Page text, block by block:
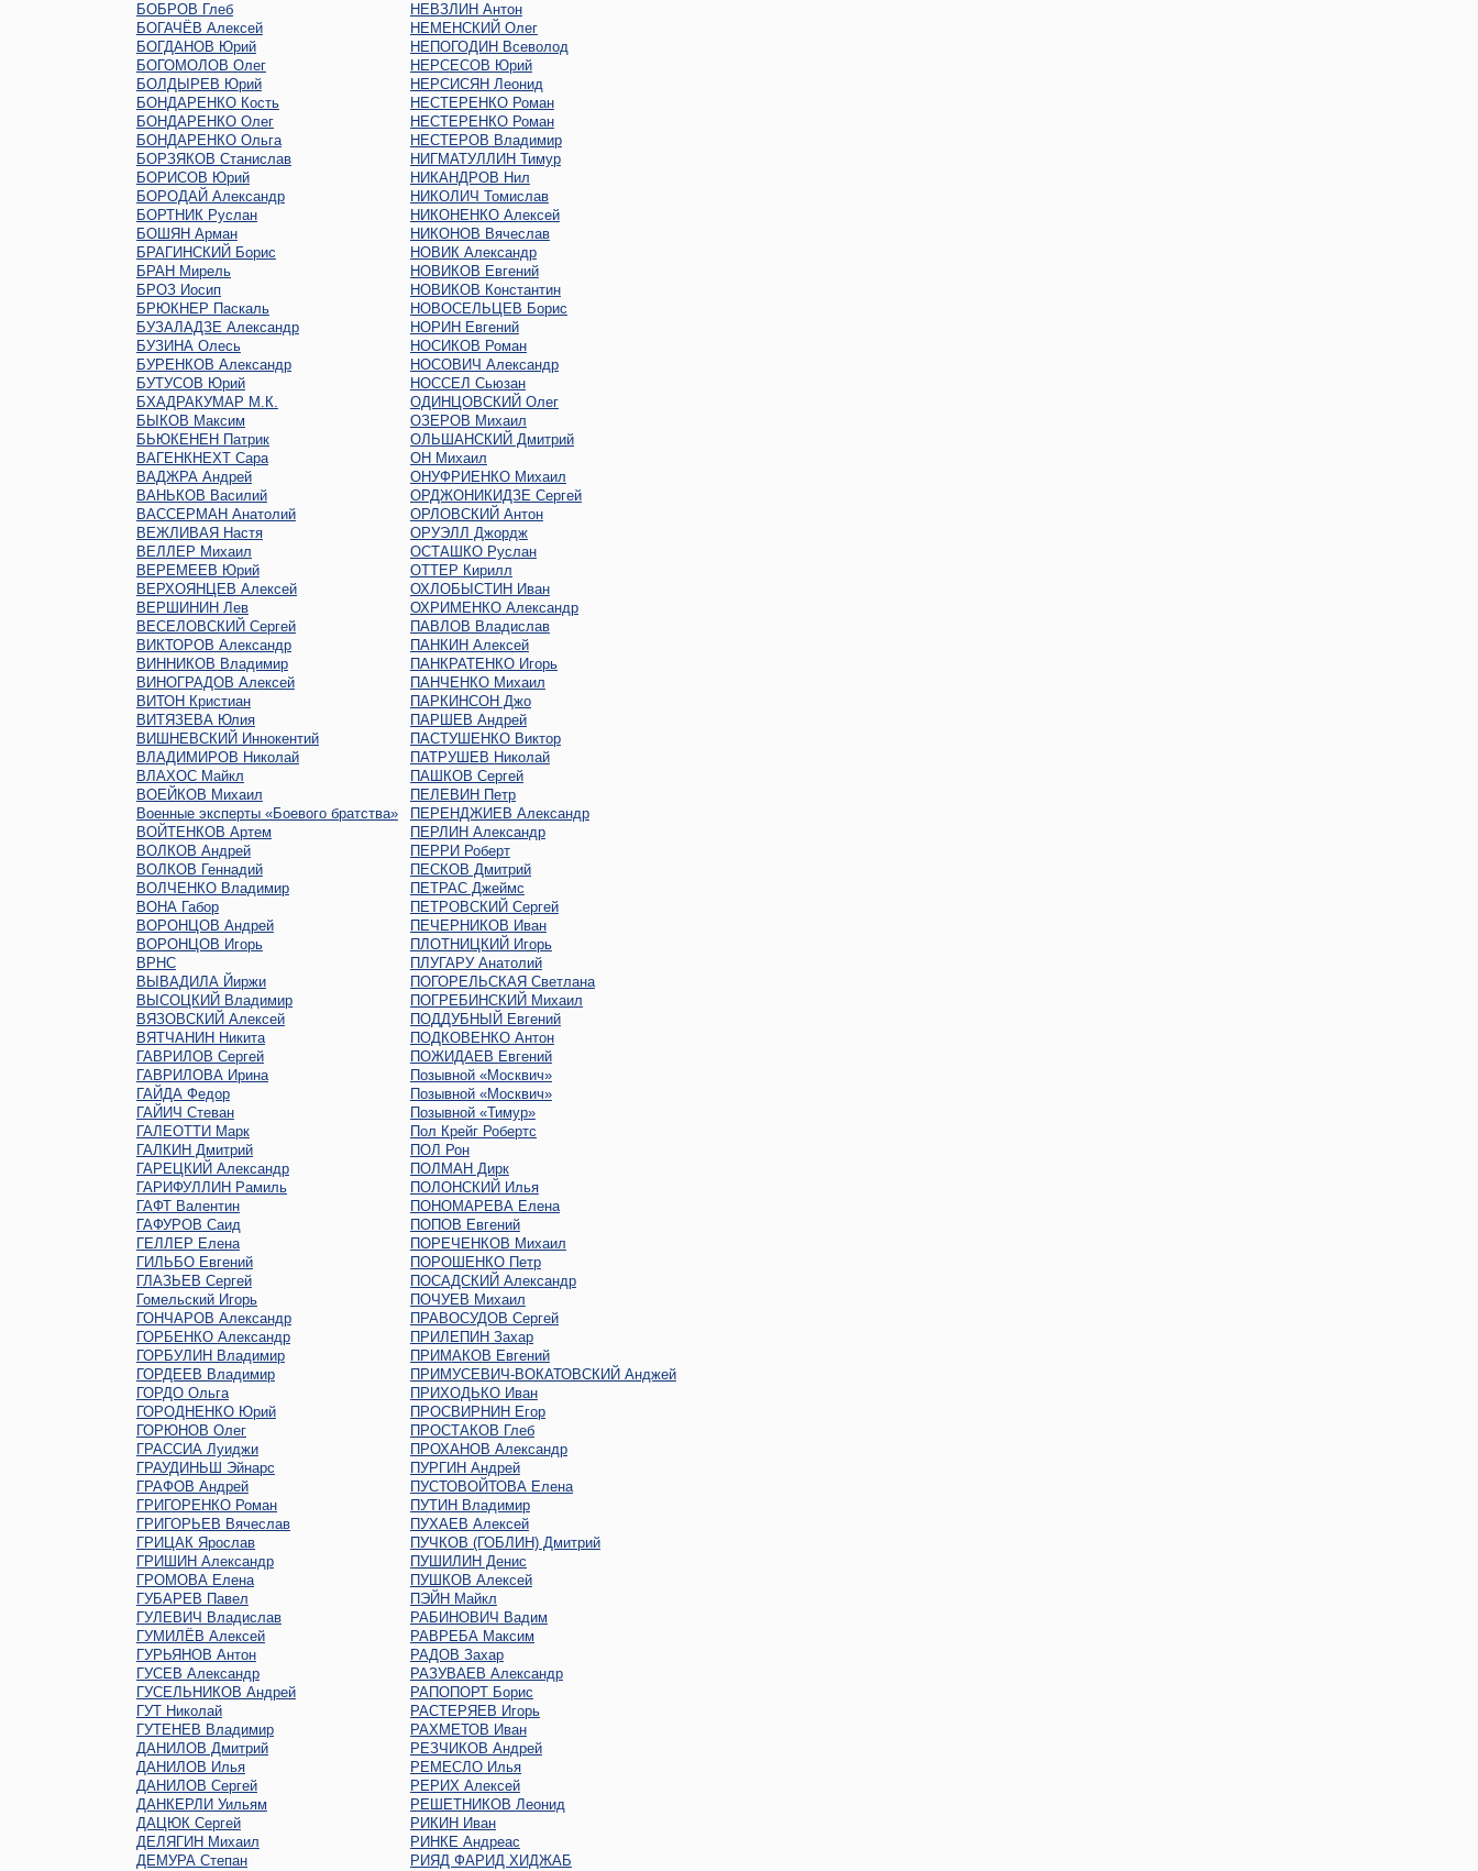
БОБРОВ Глеб
НЕВЗЛИН Антон
БОГАЧЁВ Алексей
НЕМЕНСКИЙ Олег
БОГДАНОВ Юрий
НЕПОГОДИН Всеволод
БОГОМОЛОВ Олег
НЕРСЕСОВ Юрий
БОЛДЫРЕВ Юрий
НЕРСИСЯН Леонид
БОНДАРЕНКО Кость
НЕСТЕРЕНКО Роман
БОНДАРЕНКО Олег
НЕСТЕРЕНКО Роман
БОНДАРЕНКО Ольга
НЕСТЕРОВ Владимир
БОРЗЯКОВ Станислав
НИГМАТУЛЛИН Тимур
БОРИСОВ Юрий
НИКАНДРОВ Нил
БОРОДАЙ Александр
НИКОЛИЧ Томислав
БОРТНИК Руслан
НИКОНЕНКО Алексей
БОШЯН Арман
НИКОНОВ Вячеслав
БРАГИНСКИЙ Борис
НОВИК Александр
БРАН Мирель
НОВИКОВ Евгений
БРОЗ Иосип
НОВИКОВ Константин
БРЮКНЕР Паскаль
НОВОСЕЛЬЦЕВ Борис
БУЗАЛАДЗЕ Александр
НОРИН Евгений
БУЗИНА Олесь
НОСИКОВ Роман
БУРЕНКОВ Александр
НОСОВИЧ Александр
БУТУСОВ Юрий
НОССЕЛ Сьюзан
БХАДРАКУМАР М.К.
ОДИНЦОВСКИЙ Олег
БЫКОВ Максим
ОЗЕРОВ Михаил
БЬЮКЕНЕН Патрик
ОЛЬШАНСКИЙ Дмитрий
ВАГЕНКНЕХТ Сара
ОН Михаил
ВАДЖРА Андрей
ОНУФРИЕНКО Михаил
ВАНЬКОВ Василий
ОРДЖОНИКИДЗЕ Сергей
ВАССЕРМАН Анатолий
ОРЛОВСКИЙ Антон
ВЕЖЛИВАЯ Настя
ОРУЭЛЛ Джордж
ВЕЛЛЕР Михаил
ОСТАШКО Руслан
ВЕРЕМЕЕВ Юрий
ОТТЕР Кирилл
ВЕРХОЯНЦЕВ Алексей
ОХЛОБЫСТИН Иван
ВЕРШИНИН Лев
ОХРИМЕНКО Александр
ВЕСЕЛОВСКИЙ Сергей
ПАВЛОВ Владислав
ВИКТОРОВ Александр
ПАНКИН Алексей
ВИННИКОВ Владимир
ПАНКРАТЕНКО Игорь
ВИНОГРАДОВ Алексей
ПАНЧЕНКО Михаил
ВИТОН Кристиан
ПАРКИНСОН Джо
ВИТЯЗЕВА Юлия
ПАРШЕВ Андрей
ВИШНЕВСКИЙ Иннокентий
ПАСТУШЕНКО Виктор
ВЛАДИМИРОВ Николай
ПАТРУШЕВ Николай
ВЛАХОС Майкл
ПАШКОВ Сергей
ВОЕЙКОВ Михаил
ПЕЛЕВИН Петр
Военные эксперты «Боевого братства»
ПЕРЕНДЖИЕВ Александр
ВОЙТЕНКОВ Артем
ПЕРЛИН Александр
ВОЛКОВ Андрей
ПЕРРИ Роберт
ВОЛКОВ Геннадий
ПЕСКОВ Дмитрий
ВОЛЧЕНКО Владимир
ПЕТРАС Джеймс
ВОНА Габор
ПЕТРОВСКИЙ Сергей
ВОРОНЦОВ Андрей
ПЕЧЕРНИКОВ Иван
ВОРОНЦОВ Игорь
ПЛОТНИЦКИЙ Игорь
ВРНС
ПЛУГАРУ Анатолий
ВЫВАДИЛА Йиржи
ПОГОРЕЛЬСКАЯ Светлана
ВЫСОЦКИЙ Владимир
ПОГРЕБИНСКИЙ Михаил
ВЯЗОВСКИЙ Алексей
ПОДДУБНЫЙ Евгений
ВЯТЧАНИН Никита
ПОДКОВЕНКО Антон
ГАВРИЛОВ Сергей
ПОЖИДАЕВ Евгений
ГАВРИЛОВА Ирина
Позывной «Москвич»
ГАЙДА Федор
Позывной «Москвич»
ГАЙИЧ Стеван
Позывной «Тимур»
ГАЛЕОТТИ Марк
Пол Крейг Робертс
ГАЛКИН Дмитрий
ПОЛ Рон
ГАРЕЦКИЙ Александр
ПОЛМАН Дирк
ГАРИФУЛЛИН Рамиль
ПОЛОНСКИЙ Илья
ГАФТ Валентин
ПОНОМАРЕВА Елена
ГАФУРОВ Саид
ПОПОВ Евгений
ГЕЛЛЕР Елена
ПОРЕЧЕНКОВ Михаил
ГИЛЬБО Евгений
ПОРОШЕНКО Петр
ГЛАЗЬЕВ Сергей
ПОСАДСКИЙ Александр
Гомельский Игорь
ПОЧУЕВ Михаил
ГОНЧАРОВ Александр
ПРАВОСУДОВ Сергей
ГОРБЕНКО Александр
ПРИЛЕПИН Захар
ГОРБУЛИН Владимир
ПРИМАКОВ Евгений
ГОРДЕЕВ Владимир
ПРИМУСЕВИЧ-ВОКАТОВСКИЙ Анджей
ГОРДО Ольга
ПРИХОДЬКО Иван
ГОРОДНЕНКО Юрий
ПРОСВИРНИН Егор
ГОРЮНОВ Олег
ПРОСТАКОВ Глеб
ГРАССИА Луиджи
ПРОХАНОВ Александр
ГРАУДИНЬШ Эйнарс
ПУРГИН Андрей
ГРАФОВ Андрей
ПУСТОВОЙТОВА Елена
ГРИГОРЕНКО Роман
ПУТИН Владимир
ГРИГОРЬЕВ Вячеслав
ПУХАЕВ Алексей
ГРИЦАК Ярослав
ПУЧКОВ (ГОБЛИН) Дмитрий
ГРИШИН Александр
ПУШИЛИН Денис
ГРОМОВА Елена
ПУШКОВ Алексей
ГУБАРЕВ Павел
ПЭЙН Майкл
ГУЛЕВИЧ Владислав
РАБИНОВИЧ Вадим
ГУМИЛЁВ Алексей
РАВРЕБА Максим
ГУРЬЯНОВ Антон
РАДОВ Захар
ГУСЕВ Александр
РАЗУВАЕВ Александр
ГУСЕЛЬНИКОВ Андрей
РАПОПОРТ Борис
ГУТ Николай
РАСТЕРЯЕВ Игорь
ГУТЕНЕВ Владимир
РАХМЕТОВ Иван
ДАНИЛОВ Дмитрий
РЕЗЧИКОВ Андрей
ДАНИЛОВ Илья
РЕМЕСЛО Илья
ДАНИЛОВ Сергей
РЕРИХ Алексей
ДАНКЕРЛИ Уильям
РЕШЕТНИКОВ Леонид
ДАЦЮК Сергей
РИКИН Иван
ДЕЛЯГИН Михаил
РИНКЕ Андреас
ДЕМУРА Степан
РИЯД ФАРИД ХИДЖАБ